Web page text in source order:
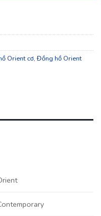
Orient cơ, Đồng hồ Orient